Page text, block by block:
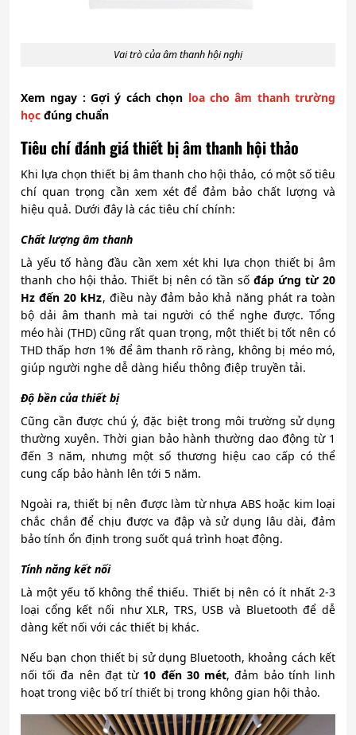
Vai trò của âm thanh hội nghị
Xem ngay : Gợi ý cách chọn loa cho âm thanh trường
học đúng chuẩn
Tiêu chí đánh giá thiết bị âm thanh hội thảo
Khi lựa chọn thiết bị âm thanh cho hội thảo, có một số tiêu
chí quan trọng cần xem xét để đảm bảo chất lượng và
hiệu quả. Dưới đây là các tiêu chí chính:
Chất lượng âm thanh
Là yếu tố hàng đầu cần xem xét khi lựa chọn thiết bị âm
thanh cho hội thảo. Thiết bị nên có tần sốđáp ứng từ 20
Hz đến 20 kHz, điều này đảm bảo khả năng phát ra toàn
bộ dải âm thanh mà tai người có thể nghe được. Tổng
méo hài (THD) cũng rất quan trọng, một thiết bị tốt nên có
THD thấp hơn 1% để âm thanh rõ ràng, không bị méo mó,
giúp người nghe dễ dàng hiểu thông điệp truyền tải.
Độ bền của thiết bị
Cũng cần được chú ý, đặc biệt trong môi trường sử dụng
thường xuyên. Thời gian bảo hành thường dao động từ 1
đến 3 năm, nhưng một số thương hiệu cao cấp có thể
cung cấp bảo hành lên tới 5 năm.
Ngoài ra, thiết bị nên được làm từ nhựa ABS hoặc kim loại
chắc chắn để chịu được va đập và sử dụng lâu dài, đảm
bảo tính ổn định trong suốt quá trình hoạt động.
Tính năng kết nối
Là một yếu tố không thể thiếu. Thiết bị nên có ít nhất 2-3
loại cổng kết nối như XLR, TRS, USB và Bluetooth để dễ
dàng kết nối với các thiết bị khác.
Nếu bạn chọn thiết bị sử dụng Bluetooth, khoảng cách kết
nối tối đa nên đạt từ 10 đến 30 mét, đảm bảo tính linh
hoạt trong việc bố trí thiết bị trong không gian hội thảo.